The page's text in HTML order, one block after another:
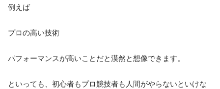
例えば
プロの高い技術
パフォーマンスが高いことだと漠然と想像できます。
といっても、初心者もプロ競技者も人間がやらないといけな